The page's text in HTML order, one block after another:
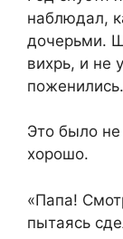
наблюдал,
дочерьми.
вихрь, и не
поженились.
Это было не
хорошо.
«Папа!
пытаясь